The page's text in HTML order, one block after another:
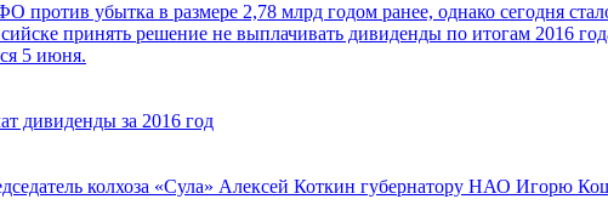
убытка в размере 2,78 млрд годом ранее, однако сегодня
принять решение не выплачивать дивиденды по итогам 2016
5 июня.
дивиденды за 2016 год
колхоза «Сула» Алексей Коткин губернатору НАО Игорю